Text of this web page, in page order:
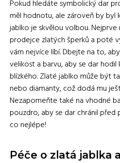
Pokud hledáte symbolický dar
měl hodnotu, ale zároveň by byl
jablko je skvělou volbou.
prodejce zlatých šperků a poté
vám nejvíce líbí. Dbejte na to,
velikost a barvu, aby se dar
blízkého. Zlaté jablko může být
nebo diamanty, což dodá mu
Nezapomeňte také na vhodné
pouzdro, aby se dar chránil před
co nejlépe!
Péče o zlatá jablka